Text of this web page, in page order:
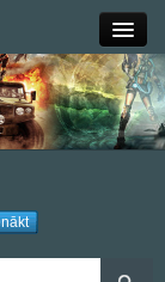
Close
Forums